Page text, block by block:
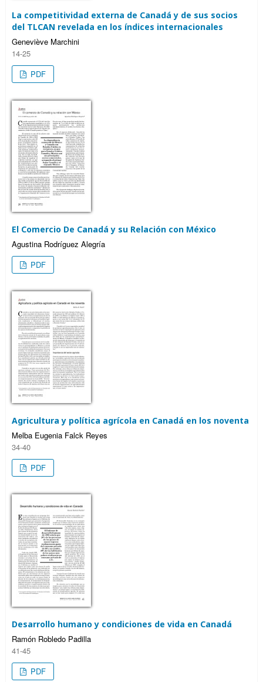
La competitividad externa de Canadá y de sus socios
del TLCAN revelada en los índices internacionales
Geneviève Marchini
14-25
PDF
El Comercio De Canadá y su Relación con México
Agustina Rodríguez Alegría
PDF
Agricultura y política agrícola en Canadá en los noventa
Melba Eugenia Falck Reyes
34-40
PDF
Desarrollo humano y condiciones de vida en Canadá
Ramón Robledo Padilla
41-45
PDF